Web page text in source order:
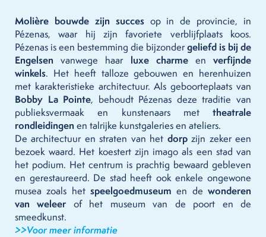
Molière bouwde zijn succesop in de provincie, in
Pézenas, waar hij zijn favoriete verblijfplaats koos.
Pézenas is een bestemming die bijzondergeliefd is bij de
Engelsen vanwege haar luxe charmeenverfijnde
winkels. Het heeft talloze gebouwen en herenhuizen
met karakteristieke architectuur. Als geboorteplaats van
Bobby La Pointe, behoudt Pézenas deze traditie van
publieksvermaak en kunstenaars met theatrale
rondleidingen en talrijke kunstgaleries en ateliers.
De architectuur en straten van het dorpzijn zeker een
bezoek waard. Het koestert zijn imago als een stad van
het podium. Het centrum is prachtig bewaard gebleven
en gerestaureerd. De stad heeft ook enkele ongewone
musea zoals het speelgoedmuseum en de wonderen
van weleer of het museum van de poort en de
smeedkunst.
>>Voor meer informatie